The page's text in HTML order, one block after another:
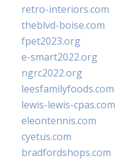
retro-interiors.com
theblvd-boise.com
fpet2023.org
e-smart2022.org
ngrc2022.org
leesfamilyfoods.com
lewis-lewis-cpas.com
eleontennis.com
cyetus.com
bradfordshops.com